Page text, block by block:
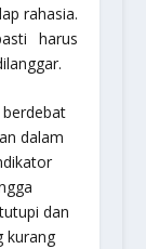
rahasia.
harus
dalam
dan
kurang